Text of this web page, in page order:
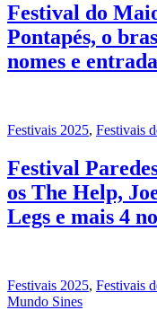
Festival do
Pontapés, o
nomes e
Festivais 2025, Festivais
Festival
os The Help,
Legs e mais 4
Festivais 2025, Festivais
Mundo Sines